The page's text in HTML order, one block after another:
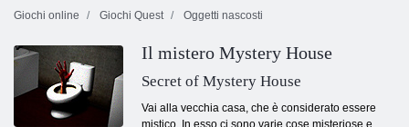
Giochi online
Giochi Quest Oggetti nascosti
Il mistero Mystery House
Secret of Mystery House
Vai alla vecchia casa, che è considerato essere